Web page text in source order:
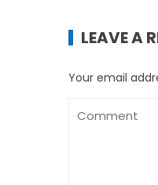
LEAVE A
Your email